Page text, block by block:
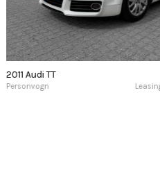
2011 Audi TT
Personvogn